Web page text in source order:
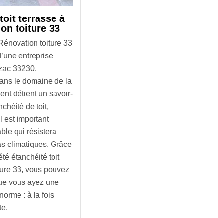
terrasse à
toiture 33
toiture 33
entreprise
33230.
le domaine de la
détient un savoir-
de toit,
est important
qui résistera
climatiques. Grâce
étanchéité toit
33, vous pouvez
vous ayez une
: à la fois